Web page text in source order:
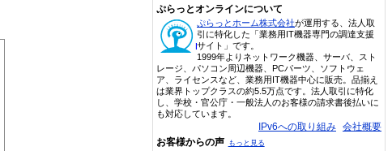
ぷらっとオンラインについて
ぷらっとホーム株式会社が運用する、法人取
引に特化した「業務用IT機器専門の調達支援
サイト」です。
1999年よりネットワーク機器、サーバ、スト
レージ、パソコン周辺機器、PCパーツ、ソフトウェ
ア、ライセンスなど、業務用IT機器中心に販売。品揃え
は業界トップクラスの約5.5万点です。法人取引に特化
し、学校・官公庁・一般法人のお客様の請求書後払いに
も対応しています。
IPv6への取り組み 会社概要
お客様からの声 もっと見る